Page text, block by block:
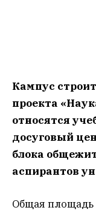
Кампус
проекта
относятся
досуговый
блока
аспирантов
Общая площадь